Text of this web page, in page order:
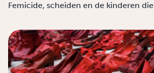
Femicide, scheiden en de kinderen